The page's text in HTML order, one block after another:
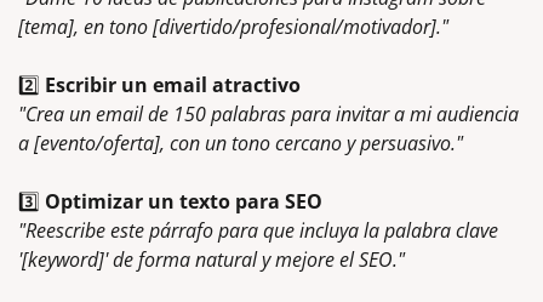
[tema], en tono [divertido/profesional/motivador]."
2️⃣ Escribir un email atractivo
"Crea un email de 150 palabras para invitar a mi audiencia
a [evento/oferta], con un tono cercano y persuasivo."
3️⃣ Optimizar un texto para SEO
"Reescribe este párrafo para que incluya la palabra clave
'[keyword]' de forma natural y mejore el SEO."